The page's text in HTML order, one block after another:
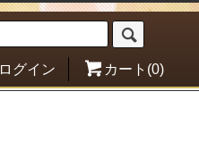
ログイン カート(0)